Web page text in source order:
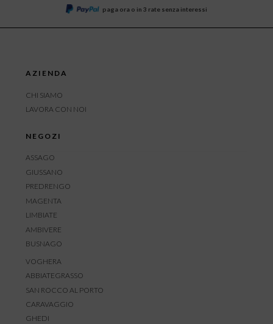
paga ora o in 3 rate senza interessi
AZIENDA
CHI SIAMO
LAVORA CON NOI
NEGOZI
ASSAGO
GIUSSANO
PREDRENGO
MAGENTA
LIMBIATE
AMBIVERE
BUSNAGO
VOGHERA
ABBIATEGRASSO
SAN ROCCO AL PORTO
CARAVAGGIO
GHEDI